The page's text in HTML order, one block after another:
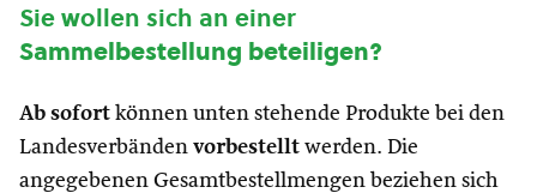
Sie wollen sich an einer
Sammelbestellung beteiligen?
Ab sofort können unten stehende Produkte bei den
Landesverbänden vorbestellt werden. Die
angegebenen Gesamtbestellmengen beziehen sich